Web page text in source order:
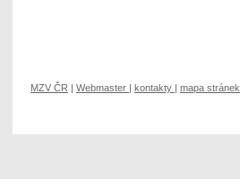
MZV ČR | Webmaster | kontakty | mapa stránek